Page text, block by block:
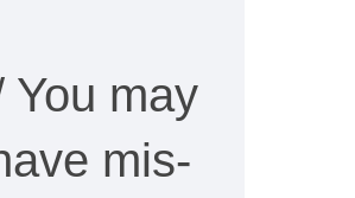
You may
mis-